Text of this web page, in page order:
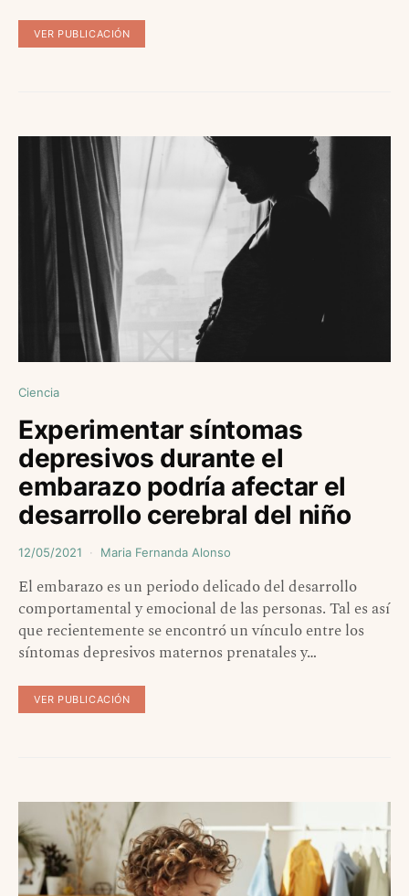
VER PUBLICACIÓN
Ciencia
Experimentar síntomas
depresivos durante el
embarazo podría afectar el
desarrollo cerebral del niño
12/05/2021 Maria Fernanda Alonso
El embarazo es un periodo delicado del desarrollo
comportamental y emocional de las personas. Tal es así
que recientemente se encontró un vínculo entre los
síntomas depresivos maternos prenatales y…
VER PUBLICACIÓN